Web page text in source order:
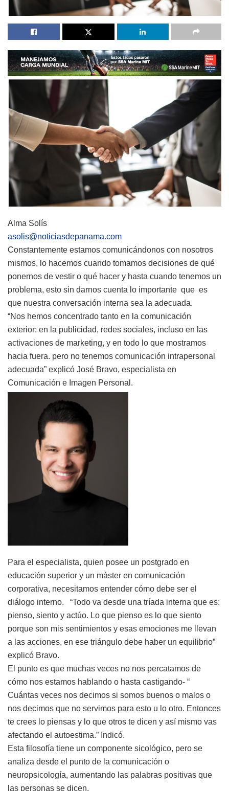
Alma Solís
asolis@noticiasdepanama.com
Constantemente estamos comunicándonos con nosotros
mismos, lo hacemos cuando tomamos decisiones de qué
ponernos de vestir o qué hacer y hasta cuando tenemos un
problema, esto sin darnos cuenta lo importante que es
que nuestra conversación interna sea la adecuada.
“Nos hemos concentrado tanto en la comunicación
exterior: en la publicidad, redes sociales, incluso en las
activaciones de marketing, y en todo lo que mostramos
hacia fuera. pero no tenemos comunicación intrapersonal
adecuada” explicó José Bravo, especialista en
Comunicación e Imagen Personal.
Para el especialista, quien posee un postgrado en
educación superior y un máster en comunicación
corporativa, necesitamos entender cómo debe ser el
diálogo interno. “Todo va desde una tríada interna que es:
pienso, siento y actúo. Lo que pienso es lo que siento
porque son mis sentimientos y esas emociones me llevan
a las acciones, en ese triángulo debe haber un equilibrio”
explicó Bravo.
El punto es que muchas veces no nos percatamos de
cómo nos estamos hablando o hasta castigando- “
Cuántas veces nos decimos si somos buenos o malos o
nos decimos que no servimos para esto u lo otro. Entonces
te crees lo piensas y lo que otros te dicen y así mismo vas
afectando el autoestima.” Indicó.
Esta filosofía tiene un componente sicológico, pero se
analiza desde el punto de la comunicación o
neuropsicología, aumentando las palabras positivas que
las personas se dicen.